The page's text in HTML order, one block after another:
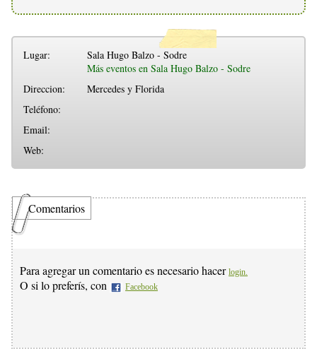
Lugar:
Sala Hugo Balzo - Sodre
Más eventos en Sala Hugo Balzo - Sodre
Direccion:
Mercedes y Florida
Teléfono:
Email:
Web:
Comentarios
Para agregar un comentario es necesario hacer login.
O si lo preferís, con Facebook